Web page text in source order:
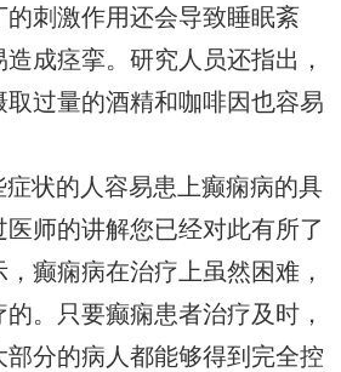
刺激作用还会导致睡眠紊
成痉挛。研究人员还指出，
过量的酒精和咖啡因也容易
症状的人容易患上癫痫病的具
师的讲解您已经对此有所了
癫痫病在治疗上虽然困难，
。只要癫痫患者治疗及时，
部分的病人都能够得到完全控